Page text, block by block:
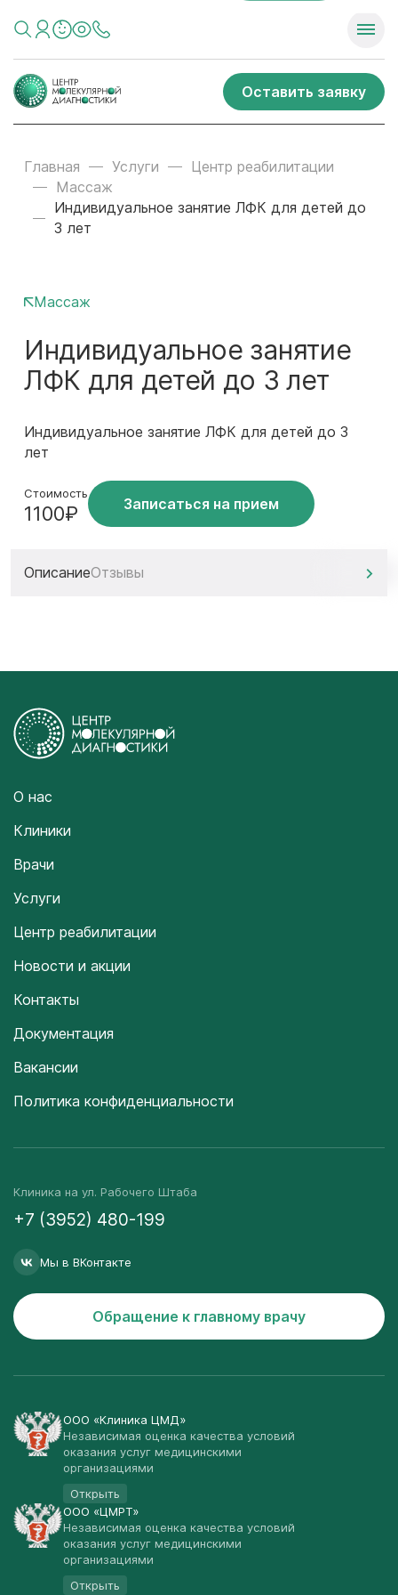
Оставить заявку
Главная Услуги
Центр реабилитации
Массаж
Индивидуальное занятие ЛФК для детей до
3 лет
Массаж
Индивидуальное занятие
ЛФК для детей до 3 лет
Индивидуальное занятие ЛФК для детей до 3
лет
Стоимость
1100₽ Записаться на прием
ОписаниеОтзывы
О нас
Клиники
Врачи
Услуги
Центр реабилитации
Новости и акции
Контакты
Документация
Вакансии
Политика конфиденциальности
Клиника на ул. Рабочего Штаба
+7 (3952) 480-199
Мы в ВКонтакте
Обращение к главному врачу
ООО «Клиника ЦМД»
Независимая оценка качества условий
оказания услуг медицинскими
организациями
Открыть
ООО «ЦМРТ»
Независимая оценка качества условий
оказания услуг медицинскими
организациями
Открыть